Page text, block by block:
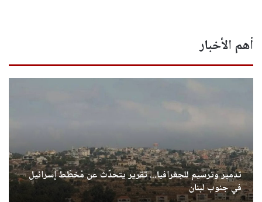
أهم الأخبار
تدمير وترسيم للجغرافيا... تقرير يتحدّث عن مُخطّط إسرائيل
في جنوب لبنان